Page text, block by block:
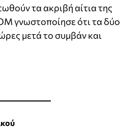
τα ακριβή αίτια της
γνωστοποίησε ότι τα δύο
μετά το συμβάν και